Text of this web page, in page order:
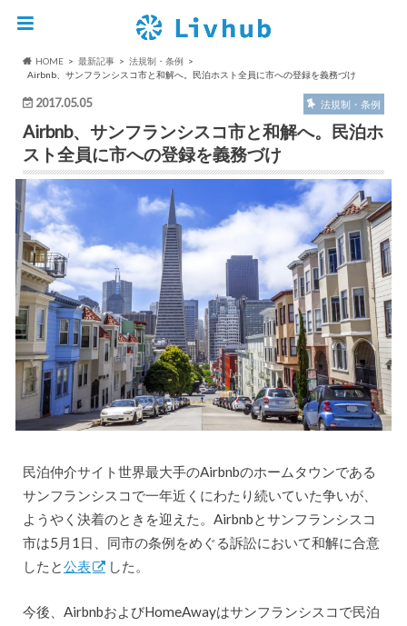
HOME 最新記事
法規制・条例
Airbnb、サンフランシスコ市と和解へ。民泊ホスト全員に市への登録を義務づけ
2017.05.05 法規制・条例
Airbnb、サンフランシスコ市と和解へ。民泊ホ
スト全員に市への登録を義務づけ
民泊仲介サイト世界最大手のAirbnbのホームタウンである
サンフランシスコで一年近くにわたり続いていた争いが、
ようやく決着のときを迎えた。Airbnbとサンフランシスコ
市は5月1日、同市の条例をめぐる訴訟において和解に合意
したと公表 した。
今後、AirbnbおよびHomeAwayはサンフランシスコで民泊